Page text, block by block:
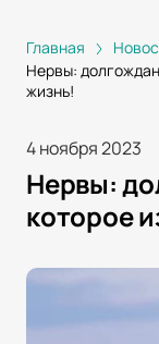
Главная
Нервы:
жизнь!
4 ноября 2023
Нервы:
которое